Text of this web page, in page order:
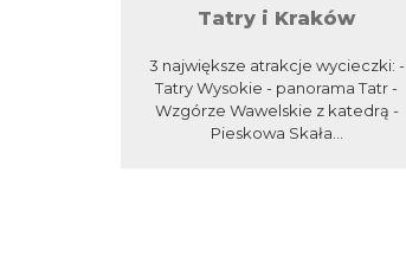
Tatry i Kraków
3 największe atrakcje wycieczki: -
Tatry Wysokie - panorama Tatr -
Wzgórze Wawelskie z katedrą -
Pieskowa Skała...